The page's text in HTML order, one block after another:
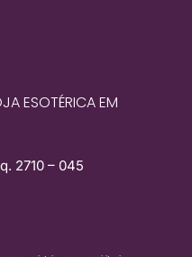
ESOTÉRICA EM
2710 – 045